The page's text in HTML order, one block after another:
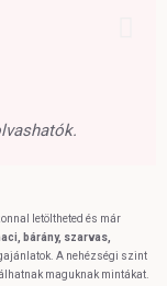
letöltheted és már
bárány, szarvas,
A nehézségi szint
maguknak mintákat.